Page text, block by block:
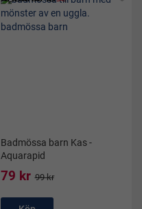
Badmössa barn Kas -
Aquarapid
79 kr 99 kr